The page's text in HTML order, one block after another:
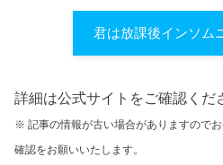
君は放課後インソム
詳細は公式サイトをご確認くだ
※ 記事の情報が古い場合がありますので
確認をお願いいたします。